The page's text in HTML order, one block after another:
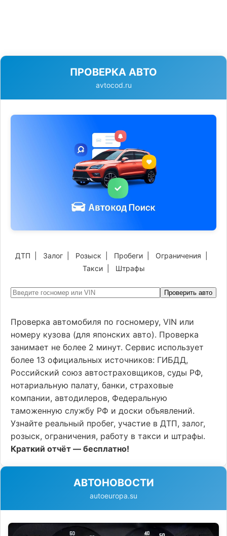
ПРОВЕРКА АВТО
avtocod.ru
ДТП Залог Розыск Пробеги Ограничения
Такси| Штрафы
Проверить авто
Проверка автомобиля по госномеру, VIN или
номеру кузова (для японских авто). Проверка
занимает не более 2 минут. Сервис использует
более 13 официальных источников: ГИБДД,
Российский союз автостраховщиков, суды РФ,
нотариальную палату, банки, страховые
компании, автодилеров, Федеральную
таможенную службу РФ и доски объявлений.
Узнайте реальный пробег, участие в ДТП, залог,
розыск, ограничения, работу в такси и штрафы.
Краткий отчёт — бесплатно!
АВТОНОВОСТИ
autoeuropa.su